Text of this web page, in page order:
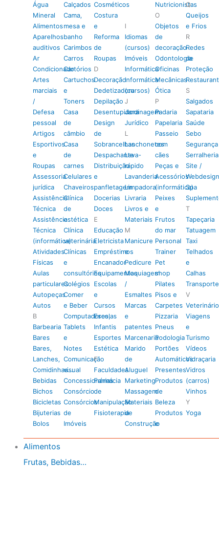
Água
Mineral
Alimentos
Aparelhos
auditivos
Ar
Condicionado
Artes
marciais
/
Defesa
pessoal
Artigos
Esportivos
e
Roupas
Assessoria
jurídica
Assistência
Técnica
Assistência
Técnica
(informática)
Atividades
Físicas
Aulas
particulares
Autopeças
Autos
B
Barbearia
Bares
Bares,
Lanches,
Comidinhas…
Bebidas
Bichos
Bicicletas
Bijuterias
Bolos
Calçados
Cama,
mesa e
banho
Carimbos
Carros
Cartórios
Cartuchos
e
Toners
Casa
de
câmbio
Casa
de
carnes
Celulares
Chaveiros
Clínica
de
estética
Clínica
veterinária
Clínicas
e
consultórios
Colégios
Comer
e Beber
Computadores,
Tablets
e
Notes
Comunicação
visual
Concessionárias
Consórcio
Consórcios
de
Imóveis
Cosméticos
Costura
e
Reforma
de
Roupas
D
Decoração
Dedetizadora
Depilação
Desentupidora
Design
de
Sobrancelhas
Despachante
Distribuição
e
panfletagem
Docerias
Doces
E
Educação
Eletricista
Empréstimos
Encanador
Equipamentos
Escolas
e
Cursos
Escolas
Infantis
Esportes
Estética
F
Faculdades
Farmácia
de
Manipulação
Fisioterapia
I
Idiomas
(cursos)
Imóveis
Informática
Informática
(cursos)
J
Jardinagem
Jurídico
L
Lanchonetes
Lava-
rápido
Lavanderia
Limpadora
Livraria
Livros e
Materiais
M
Manicure
e
Pedicure
Maquiagem
/
Esmaltes
Marcas
e
patentes
Marcenaria
Marido
de
Aluguel
Marketing
Massagem
Materiais
de
Construção
Nutricionistas
O
Objetos
de
decoração
Odontologia
Oficinas
Mecânicas
Ótica
P
Padaria
Papelaria
Passeio
com
cães
Peças e
Acessórios
(informática)
Peixes
e
Frutos
do mar
Personal
Trainer
Pet
shop
Pilates
Pisos e
Carpetes
Pizzaria
Pneus
Podologia
Portões
Automáticos
Presentes
Produtos
de
Beleza
Produtos
e
Q
Queijos
e Frios
R
Redes
de
Proteção
S
Salgados
Sapataria
Saúde
Sebo
Segurança
Serralheria
Site /
Webdesign
Spa
T
Tapeçaria
Tatuagem
Taxi
Telhados
e
Calhas
V
Veterinário
Viagens
e
Turismo
Vídeos
Vidraçaria
Vidros
(carros)
Vinhos
Y
Yoga
Alimentos
Frutas, Bebidas…